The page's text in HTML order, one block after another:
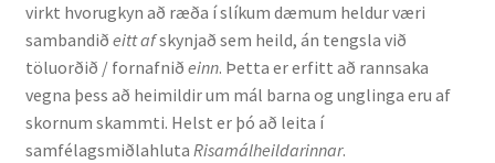
Stjórnun
Innan Háskólans
Samstarfsverkefni
virkt hvorugkyn að ræða í slíkum dæmum heldur væri
sambandið eitt afskynjað sem heild, án tengsla við
töluorðið / fornafnið einn. Þetta er erfitt að rannsaka
vegna þess að heimildir um mál barna og unglinga eru af
skornum skammti. Helst er þó að leita í
samfélagsmiðlahluta Risamálheildarinnar.